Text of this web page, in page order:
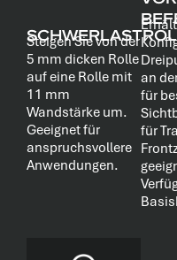
Steigen Sie von der
5 mm dicken Rolle
auf eine Rolle mit
11 mm
Wandstärke um.
Geeignet für
anspruchsvollere
Anwendungen.
an
für
für